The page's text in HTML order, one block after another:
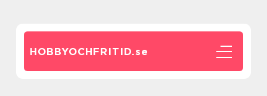
HOBBYOCHFRITID.se